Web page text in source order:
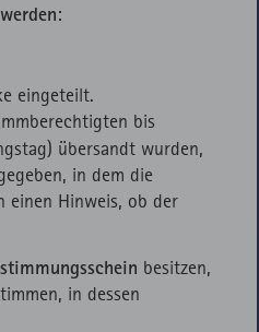
:
eingeteilt.
bis
übersandt wurden,
in dem die
einen Hinweis, ob der
besitzen,
in dessen